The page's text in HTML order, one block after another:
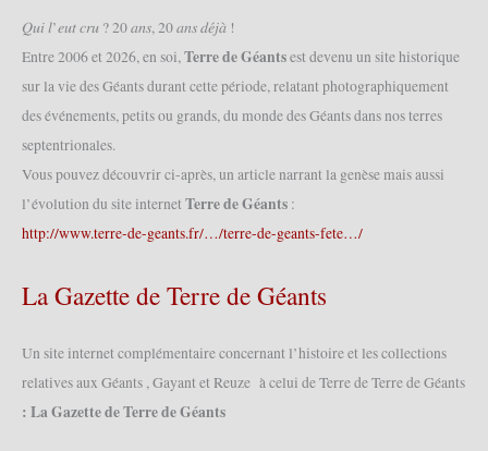
P’tit
Jacques
(04/10/2015)
𝑄𝑢𝑖 𝑙’𝑒𝑢𝑡 𝑐𝑟𝑢 ? 20 𝑎𝑛𝑠, 20 𝑎𝑛𝑠 𝑑𝑒́𝑗𝑎̀ !
Entre 2006 et 2026, en soi,Terre de Géantsest devenu un site historique
sur la vie des Géants durant cette période, relatant photographiquement
des événements, petits ou grands, du monde des Géants dans nos terres
septentrionales.
Vous pouvez découvrir ci-après, un article narrant la genèse mais aussi
l’évolution du site internet Terre de Géants :
http://www.terre-de-geants.fr/…/terre-de-geants-fete…/
La Gazette de Terre de Géants
Un site internet complémentaire concernant l’histoire et les collections
relatives aux Géants , Gayant et Reuze à celui de Terre de Terre de Géants
: La Gazette de Terre de Géants